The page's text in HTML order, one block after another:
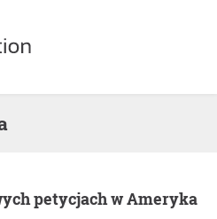
petycjach w Ameryka